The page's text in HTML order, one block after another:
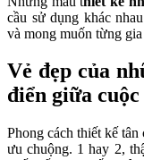
cầu sử dụng khác
và mong muốn từng
Vẻ đẹp của
điển giữa
Phong cách thiết kế
ưu chuộng. 1 hay 2,